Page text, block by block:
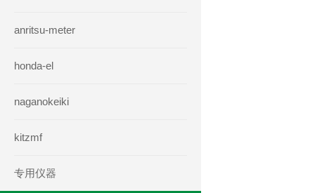
anritsu-meter
honda-el
naganokeiki
kitzmf
专用仪器